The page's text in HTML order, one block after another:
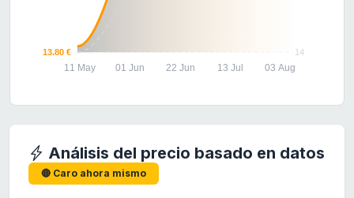
14
13.80 €
11 May 01 Jun 22 Jun 13 Jul 03 Aug
Análisis del precio basado en datos
🔴 Caro ahora mismo